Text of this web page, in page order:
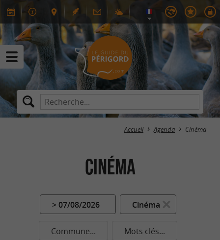
Accueil Agenda Cinéma
Cinéma
> 07/08/2026 Cinéma
Commune... Mots clés...